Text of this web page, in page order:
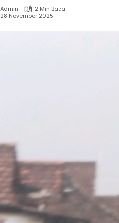
Admin
2 Min Baca
28 November 2025